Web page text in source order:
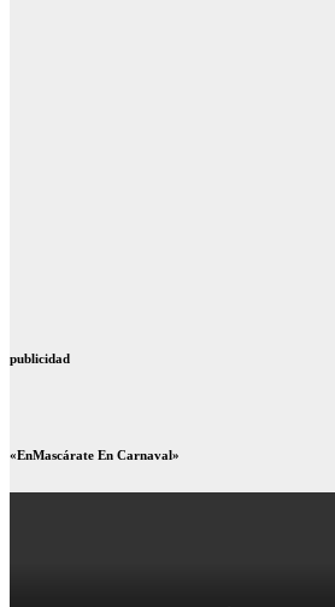
publicidad
«EnMascárate En Carnaval»